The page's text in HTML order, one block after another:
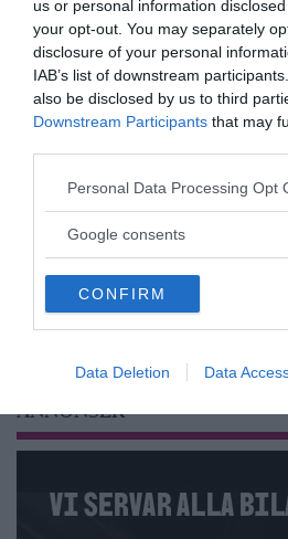
us or personal information
your opt-out. You may separately
disclosure of your personal
IAB’s list of downstream
also be disclosed by us to third
Downstream Participants that may
Please note that this website/app
not limited to your visit or usage
use your data for below specified
consent section.
Personal Data Processing Opt
Google consents
CONFIRM
Data Deletion Data
Prenumerera på vårt
Få NewsVoice
ANNONSER